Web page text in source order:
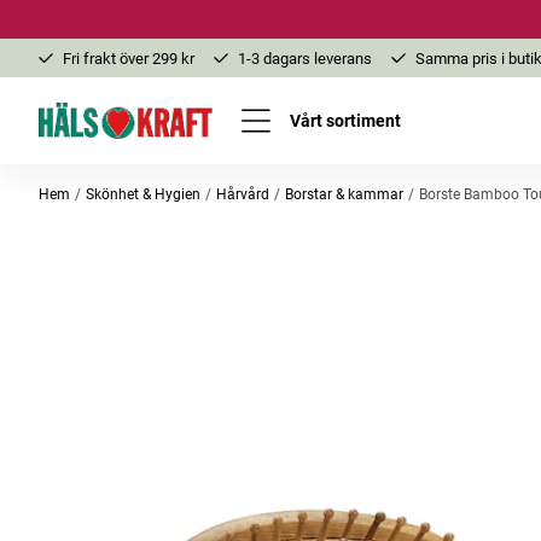
Fri frakt över 299 kr 1-3 dagars leverans Samma pris i
Vårt sortiment
Hem Skönhet & Hygien Hårvård Borstar & kammar Borste Bamboo